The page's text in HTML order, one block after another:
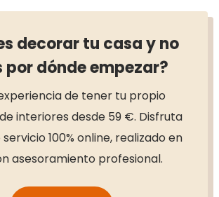
decorar tu casa y no
por dónde empezar?
de tener tu propio
interiores desde 59 €. Disfruta
100% online, realizado en
asesoramiento profesional.